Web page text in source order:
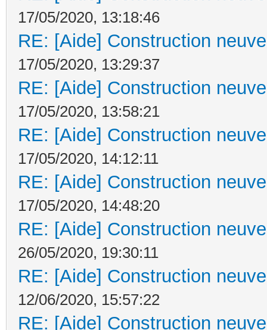
17/05/2020, 13:18:46
RE: [Aide] Construction
17/05/2020, 13:29:37
RE: [Aide] Construction
17/05/2020, 13:58:21
RE: [Aide] Construction
17/05/2020, 14:12:11
RE: [Aide] Construction
17/05/2020, 14:48:20
RE: [Aide] Construction
26/05/2020, 19:30:11
RE: [Aide] Construction
12/06/2020, 15:57:22
RE: [Aide] Construction